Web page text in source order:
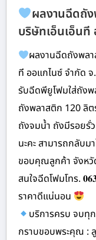
ผลงานฉีดถั
บริษัทเอ็นเอ็น
ผลงานฉีดถังพล
ที ออแกไนซ์ จำกัด
รับฉีดพียูโฟมใส่ถัง
ถังพลาสติก 120 ลิ
ถังจมน้ำ ถังมีรอยรั่ว
นะคะ สามารถกลับม
ขอบคุณลูกค้า จังหวั
สนใจฉีดโฟมโทร.
ราคาดีแน่นอน
บริการครบ จบทุ
กราบขอบพระคุณ :